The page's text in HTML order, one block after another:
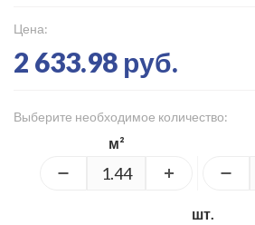
Цена:
2 633.98 руб.
Выберите необходимое количество:
м²
шт.